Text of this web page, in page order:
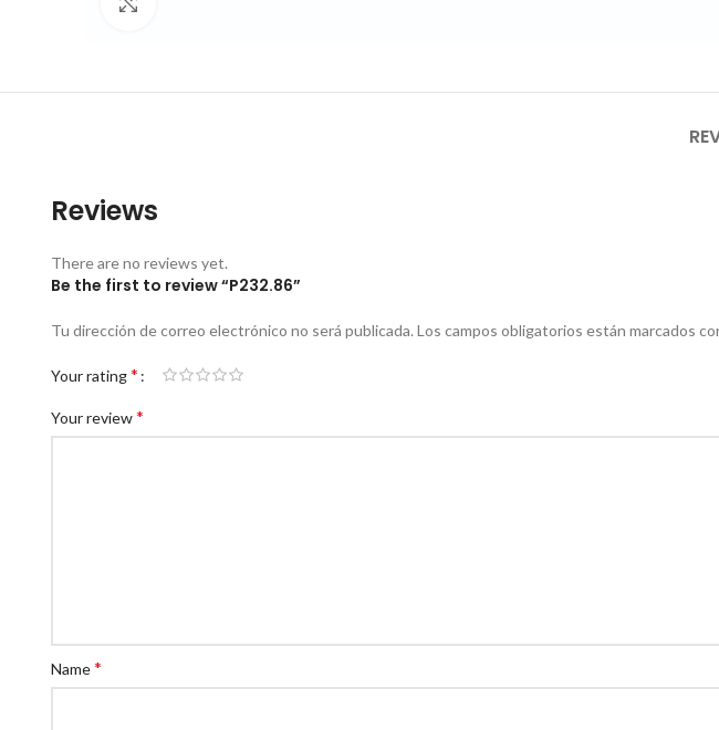
Reviews
There are no reviews yet.
Be the first to review “P232.86”
Tu dirección de correo electrónico no será publicada. Los campos obligatorios están marcados
Your rating*
Your review*
Name*